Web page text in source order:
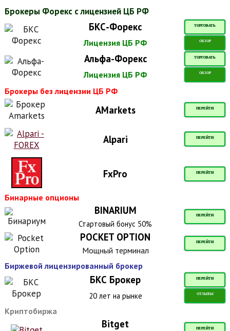
Брокеры Форекс с лицензией ЦБ РФ
БКС-Форекс ТОРГОВАТЬ
Лицензия ЦБ РФ ОБЗОР
Альфа-Форекс ТОРГОВАТЬ
Лицензия ЦБ РФ ОБЗОР
Брокеры без лицензии ЦБ РФ
AMarkets ПЕРЕЙТИ
Alpari ПЕРЕЙТИ
FxPro ПЕРЕЙТИ
Бинарные опционы
BINARIUM ПЕРЕЙТИ
Стартовый бонус 50%
POCKET OPTION ПЕРЕЙТИ
Мощный терминал
Биржевой лицензированный брокер
БКС Брокер ПЕРЕЙТИ
20 лет на рынке ОТЗЫВЫ
Криптобиржа
Bitget ПЕРЕЙТИ